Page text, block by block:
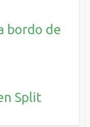
bordo de
Split